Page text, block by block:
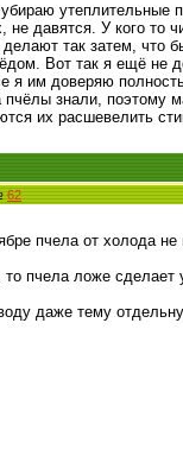
не давятся. У кого
так затем, что
Вот так я ещё не
я им доверяю
пчёлы знали, поэтому
их расшевелить
62
пчела от холода
то пчела ложе
даже тему